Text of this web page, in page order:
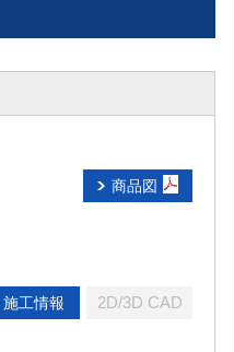
商品図
施工情報 2D/3D CAD